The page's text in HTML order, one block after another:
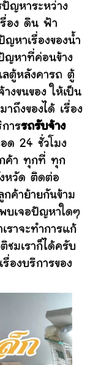
หาระหว่าง
รื่อง ดิน ฟ้า
หาเรื่องของน้ำ
ปัญหาที่ค่อนข้าง
ลตู้หลังคารถ ตู้
งขนของ ให้เป็น
าถึงของได้ เรื่อง
ารรถรับจ้าง
อด 24 ชั่วโมง
กค้า ทุกที่ ทุก
งหวัด ติดต่อ
กค้าย้ายกันข้าม
บเจอปัญหาใดๆ
ราจะทำการแก้
มเราก็ได้ครับ
รื่องบริการของ